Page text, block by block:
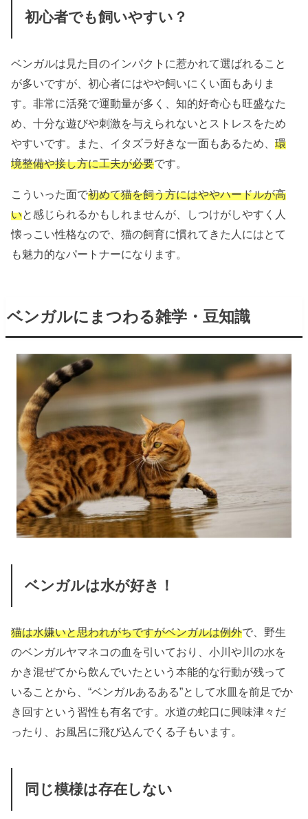
初心者でも飼いやすい？
ベンガルは見た目のインパクトに惹かれて選ばれること
が多いですが、初心者にはやや飼いにくい面もありま
す。非常に活発で運動量が多く、知的好奇心も旺盛なた
め、十分な遊びや刺激を与えられないとストレスをため
やすいです。また、イタズラ好きな一面もあるため、環
境整備や接し方に工夫が必要です。
こういった面で初めて猫を飼う方にはややハードルが高
いと感じられるかもしれませんが、
しつけがしやすく人
懐っこい性格なので、猫の飼育に慣れてきた人にはとて
も魅力的なパートナーになります。
ベンガルにまつわる雑学・豆知識
ベンガルは水が好き！
猫は水嫌いと思われがちですがベンガルは例外で、 野生
のベンガルヤマネコの血を引いており、小川や川の水を
かき混ぜてから飲んでいたという本能的な行動が残って
いることから、“ベンガルあるある”として水皿を前足でか
き回すという習性も有名です。 水道の蛇口に興味津々だ
ったり、お風呂に飛び込んでくる子もいます。
同じ模様は存在しない